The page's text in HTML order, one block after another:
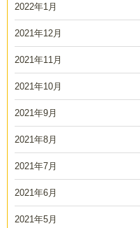
2022年1月
2021年12月
2021年11月
2021年10月
2021年9月
2021年8月
2021年7月
2021年6月
2021年5月